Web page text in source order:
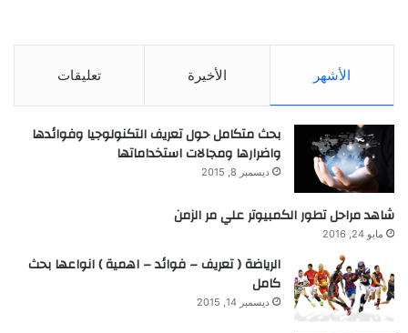
الأشهر الأخيرة تعليقات
بحث متكامل حول تعريف التكنولوجيا وفوائدها
واضرارها ومجالات استخداماتها
ديسمبر 8, 2015
شاهد مراحل تطور الكمبيوتر علي مر الزمن
مايو 24, 2016
الرياضة ( تعريف – فوائد – اهمية ) انواعها بحث
كامل
ديسمبر 14, 2015